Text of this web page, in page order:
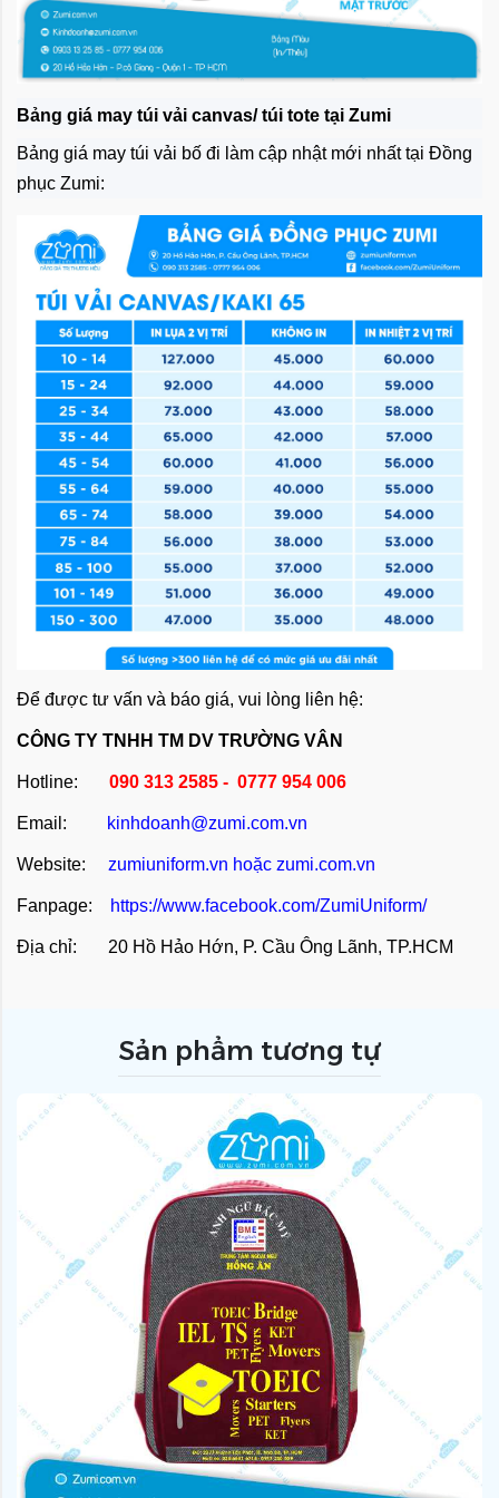
Bảng giá may túi vải canvas/ túi tote tại Zumi
Bảng giá may túi vải bố đi làm cập nhật mới nhất tại Đồng
phục Zumi:
Để được tư vấn và báo giá, vui lòng liên hệ:
CÔNG TY TNHH TM DV TRƯỜNG VÂN
Hotline: 090 313 2585 - 0777 954 006
Email: kinhdoanh@zumi.com.vn
Website: zumiuniform.vn hoặc zumi.com.vn
Fanpage: https://www.facebook.com/ZumiUniform/
Địa chỉ: 20 Hồ Hảo Hớn, P. Cầu Ông Lãnh, TP.HCM
Sản phẩm tương tự